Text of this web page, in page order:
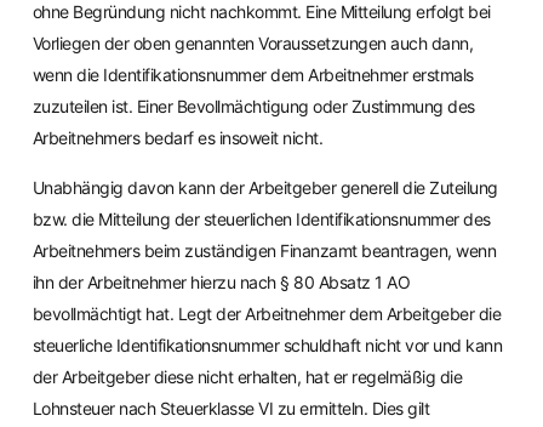
ohne Begründung nicht nachkommt. Eine Mitteilung erfolgt bei
Vorliegen der oben genannten Voraussetzungen auch dann,
wenn die Identifikationsnummer dem Arbeitnehmer erstmals
zuzuteilen ist. Einer Bevollmächtigung oder Zustimmung des
Arbeitnehmers bedarf es insoweit nicht.
Unabhängig davon kann der Arbeitgeber generell die Zuteilung
bzw. die Mitteilung der steuerlichen Identifikationsnummer des
Arbeitnehmers beim zuständigen Finanzamt beantragen, wenn
ihn der Arbeitnehmer hierzu nach § 80 Absatz 1 AO
bevollmächtigt hat. Legt der Arbeitnehmer dem Arbeitgeber die
steuerliche Identifikationsnummer schuldhaft nicht vor und kann
der Arbeitgeber diese nicht erhalten, hat er regelmäßig die
Lohnsteuer nach Steuerklasse VI zu ermitteln. Dies gilt